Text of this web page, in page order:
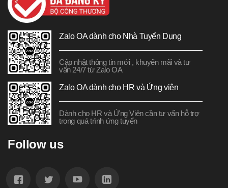
Zalo OA dành cho Nhà Tuyển Dụng
Cập nhật thông tin mới , khuyến mãi và tư
vấn 24/7 từ Zalo OA
Zalo OA dành cho HR và Ứng viên
Dành cho HR và Ứng Viên cần tư vấn hỗ trợ
trong quá trình ứng tuyển
Follow us